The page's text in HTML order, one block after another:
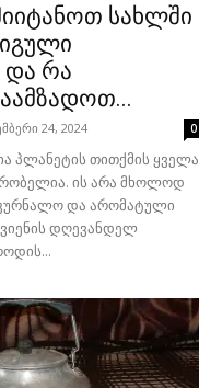
სახლში
რა
24, 2024 0
პლანეტის თითქმის ყველა
ის არა მხოლოდ
და არომატული
დღევანდელ